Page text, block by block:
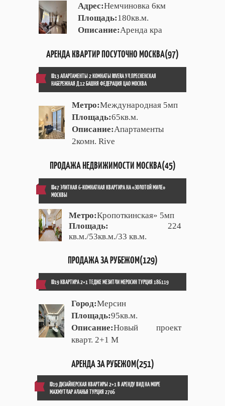
Адрес:Немчиновка 6км
Площадь:180кв.м.
Описание:Аренда кра
АРЕНДА КВАРТИР ПОСУТОЧНО МОСКВА(97)
ID13 АПАРТАМЕНТЫ 2 КОМНАТЫ RIVERA УЛ.ПРЕСНЕНСКАЯ
НАБЕРЕЖНАЯ Д.12 БАШНЯ ФЕДЕРАЦИЯ ЦАО МОСКВА
Метро:Международная 5мп
Площадь:65кв.м.
Описание:Апартаменты
2комн. Rive
ПРОДАЖА НЕДВИЖИМОСТИ МОСКВА(45)
ID47 ЭЛИТНАЯ 6-КОМНАТНАЯ КВАРТИРА НА «ЗОЛОТОЙ МИЛЕ»
МОСКВЫ
Метро:Кропоткинская» 5мп
Площадь:
224
кв.м./53кв.м./33 кв.м.
ПРОДАЖА ЗА РУБЕЖОМ(129)
ID19 КВАРТИРА 2+1 ТЕДЖЕ МЕЗИТЛИ МЕРОСИН ТУРЦИЯ 186119
Город:Мерсин
Площадь:95кв.м.
Описание:Новый проект
кварт. 2+1 М
АРЕНДА ЗА РУБЕЖОМ(251)
ID19 ДИЗАЙНЕРСКАЯ КВАРТИРЫ 2+1 В АРЕНДУ ВИД НА МОРЕ
МАХМУТЛАР АЛАНЬЯ ТУРЦИЯ 2706